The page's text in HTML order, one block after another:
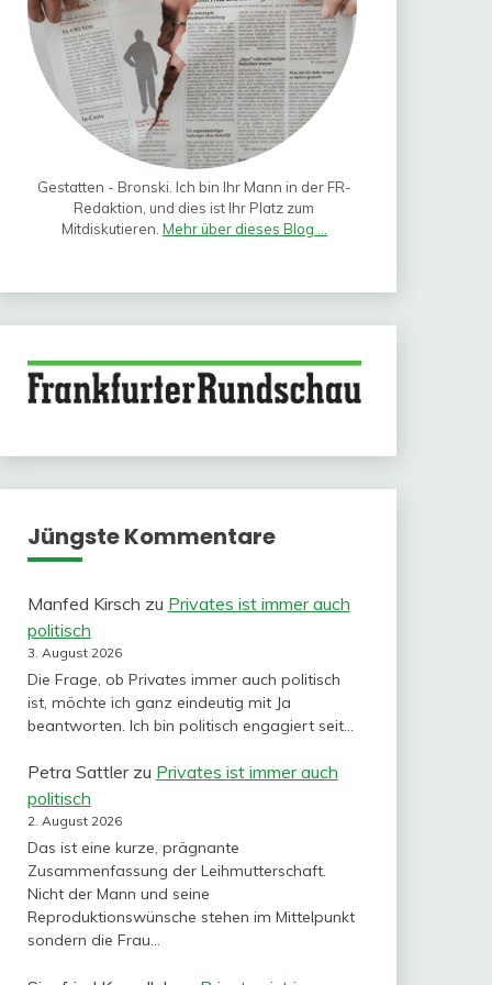
Gestatten - Bronski. Ich bin Ihr Mann in der FR-
Redaktion, und dies ist Ihr Platz zum
Mitdiskutieren. Mehr über dieses Blog ...
Jüngste Kommentare
Manfed Kirsch zu Privates ist immer auch
politisch
3. August 2026
Die Frage, ob Privates immer auch politisch
ist, möchte ich ganz eindeutig mit Ja
beantworten. Ich bin politisch engagiert seit…
Petra Sattlerzu Privates ist immer auch
politisch
2. August 2026
Das ist eine kurze, prägnante
Zusammenfassung der Leihmutterschaft.
Nicht der Mann und seine
Reproduktionswünsche stehen im Mittelpunkt
sondern die Frau…